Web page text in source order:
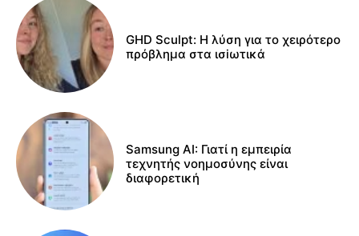
GHD Sculpt: Η λύση για το χειρότερο
πρόβλημα στα ισiωτικά
Samsung AI: Γιατί η εμπειρία
τεχνητής νοημοσύνης είναι
διαφορετική